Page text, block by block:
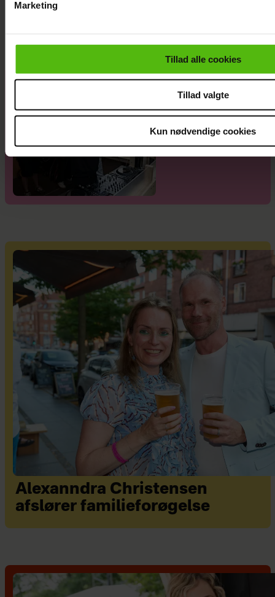
cookiepolitik.
Marketing
Tillad alle cookies
Tillad valgte
Kun nødvendige cookies
Forløseligt og skønt
Jesper Buch
som DJ på
Smukfest
Alexanndra Christensen
afslører familieforøgelse